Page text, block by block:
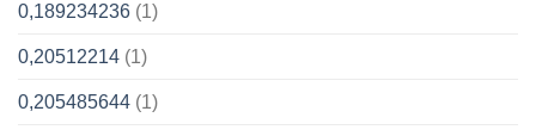
0,189234236 (1)
0,20512214 (1)
0,205485644 (1)